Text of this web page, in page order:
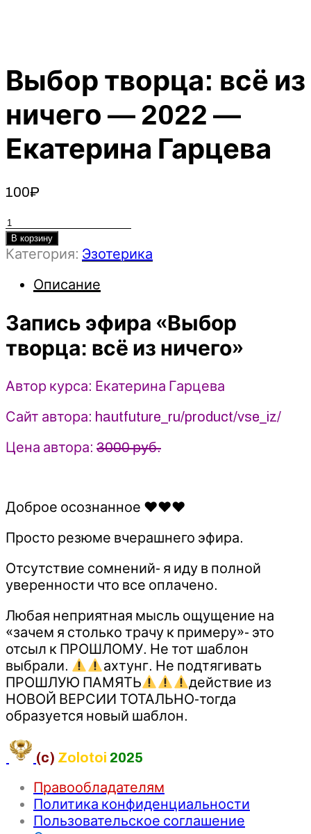
Выбор творца: всё из
ничего — 2022 —
Екатерина Гарцева
100₽
Количество
товара
Выбор
всё
ничего
2022
Екатерина
В корзину
Категория: Эзотерика
Описание
Запись эфира «Выбор
творца: всё из ничего»
Автор курса: Екатерина Гарцева
Сайт автора: hautfuture_ru/product/vse_iz/
Цена автора: 3000 руб.
Доброе осознанное ♥️♥️♥️
Просто резюме вчерашнего эфира.
Отсутствие сомнений- я иду в полной
уверенности что все оплачено.
Любая неприятная мысль ощущение на
«зачем я столько трачу к примеру»- это
отсыл к ПРОШЛОМУ. Не тот шаблон
выбрали.
ахтунг. Не подтягивать
ПРОШЛУЮ ПАМЯТЬ
действие из
НОВОЙ ВЕРСИИ ТОТАЛЬНО-тогда
образуется новый шаблон.
(c) Zolotoi 2025
Правообладателям
Политика конфиденциальности
Пользовательское соглашение